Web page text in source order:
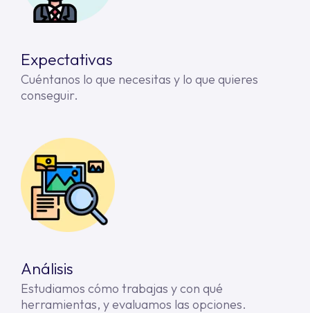
Expectativas
Cuéntanos lo que necesitas y lo que quieres
conseguir.
Análisis
Estudiamos cómo trabajas y con qué
herramientas, y evaluamos las opciones.